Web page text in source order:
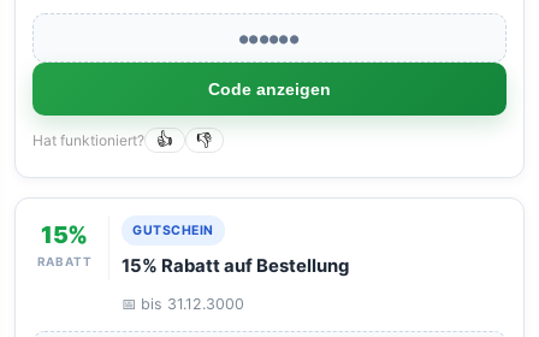
●●●●●●
Code anzeigen
Hat funktioniert? 👍 👎
15%
RABATT
GUTSCHEIN
15% Rabatt auf Bestellung
📅 bis 31.12.3000